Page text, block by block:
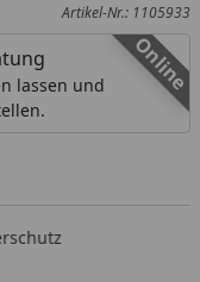
Artikel-Nr.: 1105933
Online
lassen und